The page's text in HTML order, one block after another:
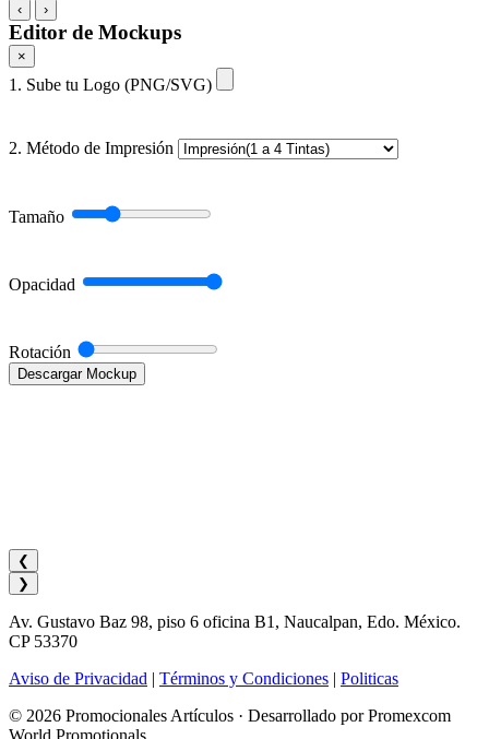
‹ ›
Editor de Mockups
×
1. Sube tu Logo (PNG/SVG)
2. Método de Impresión
Tamaño
Opacidad
Rotación
Descargar Mockup
❮
❯
Av. Gustavo Baz 98, piso 6 oficina B1, Naucalpan, Edo. México.
CP 53370
Aviso de Privacidad | Términos y Condiciones | Politicas
© 2026 Promocionales Artículos · Desarrollado por Promexcom